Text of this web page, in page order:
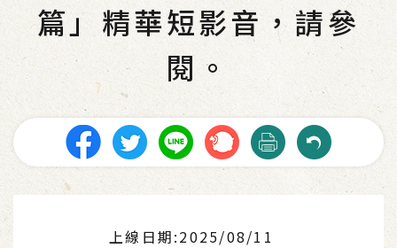
篇」精華短影音，請參
閱。
上線日期:2025/08/11